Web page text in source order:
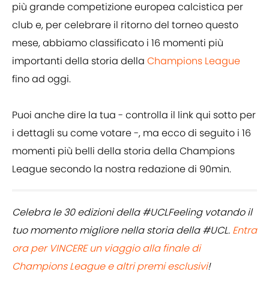
più grande competizione europea calcistica per
club e, per celebrare il ritorno del torneo questo
mese, abbiamo classificato i 16 momenti più
importanti della storia della Champions League
fino ad oggi.
Puoi anche dire la tua - controlla il link qui sotto per
i dettagli su come votare -, ma ecco di seguito i 16
momenti più belli della storia della Champions
League secondo la nostra redazione di 90min.
Celebra le 30 edizioni della #UCLFeeling votando il
tuo momento migliore nella storia della #UCL. Entra
ora per VINCERE un viaggio alla finale di
Champions League e altri premi esclusivi!